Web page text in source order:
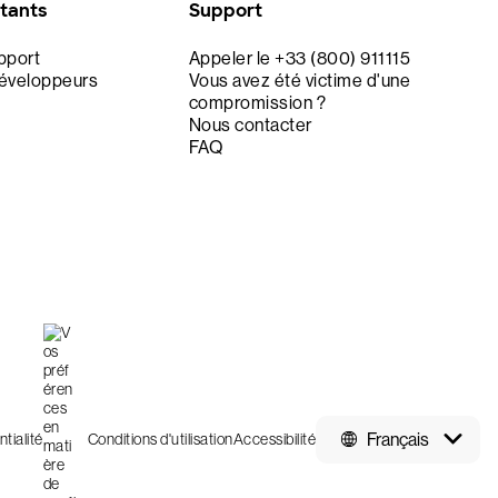
Support
Appeler le +33 (800) 911115
Vous avez été victime d'une
compromission ?
Nous contacter
FAQ
Français
Conditions d'utilisationAccessibilité